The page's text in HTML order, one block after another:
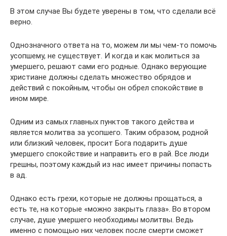
В этом случае Вы будете уверены в том, что сделали всё
верно.
Однозначного ответа на то, можем ли мы чем-то помочь
усопшему, не существует. И когда и как молиться за
умершего, решают сами его родные. Однако верующие
христиане должны сделать множество обрядов и
действий с покойным, чтобы он обрел спокойствие в
ином мире.
Одним из самых главных пунктов такого действа и
является молитва за усопшего. Таким образом, родной
или близкий человек, просит Бога подарить душе
умершего спокойствие и направить его в рай. Все люди
грешны, поэтому каждый из нас имеет причины попасть
в ад.
Однако есть грехи, которые не должны прощаться, а
есть те, на которые «можно закрыть глаза». Во втором
случае, душе умершего необходимы молитвы. Ведь
именно с помощью них человек после смерти сможет